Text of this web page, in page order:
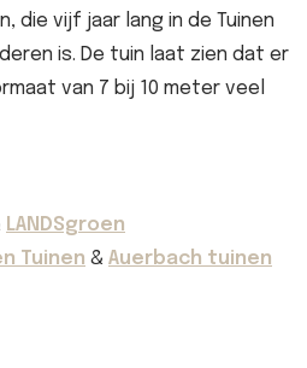
die vijf jaar lang in de Tuinen
is. De tuin laat zien dat er
van 7 bij 10 meter veel
LANDSgroen
Tuinen & Auerbach tuinen